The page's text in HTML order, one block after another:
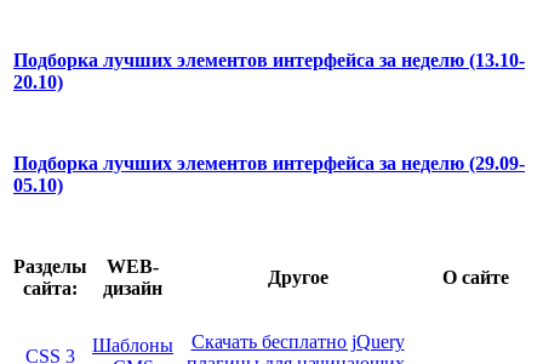
Подборка лучших элементов интерфейса за неделю (13.10-
20.10)
Подборка лучших элементов интерфейса за неделю (29.09-
05.10)
Разделы
сайта:
WEB-
дизайн
Другое О сайте
CSS 3
Шаблоны
Скачать бесплатно jQuery